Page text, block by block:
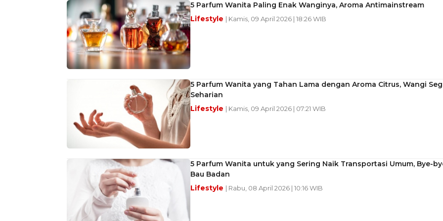
5 Parfum Wanita Paling Enak Wanginya, Aroma Antimainstream
Lifestyle | Kamis, 09 April 2026 | 18:26 WIB
5 Parfum Wanita yang Tahan Lama dengan Aroma Citrus, Wangi
Seharian
Lifestyle | Kamis, 09 April 2026 | 07:21 WIB
5 Parfum Wanita untuk yang Sering Naik Transportasi Umum, Bye-
Bau Badan
Lifestyle | Rabu, 08 April 2026 | 10:16 WIB